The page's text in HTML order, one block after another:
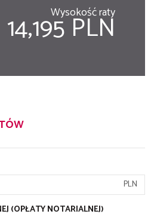
Wysokość raty
14,195 PLN
PLN
(OPŁATY NOTARIALNEJ)